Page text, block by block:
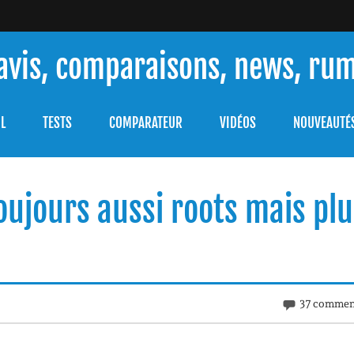
comparaisons, news,
TESTS COMPARATEUR VIDÉOS
aussi roots mais
37